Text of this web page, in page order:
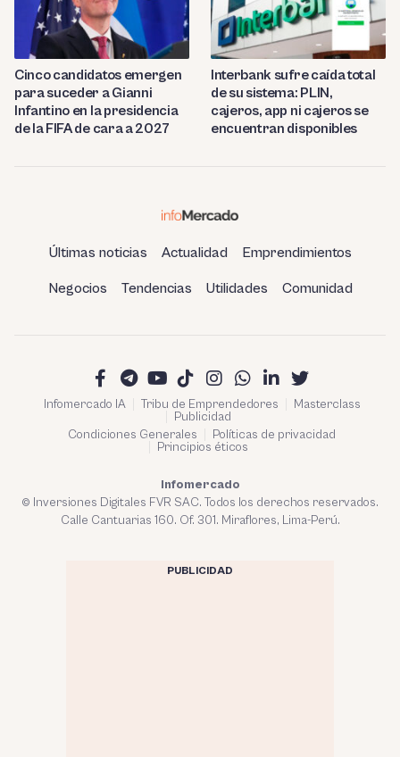
Cinco candidatos emergen
para suceder a Gianni
Infantino en la presidencia
de la FIFA de cara a 2027
Interbank sufre caída total
de su sistema: PLIN,
cajeros, app ni cajeros se
encuentran disponibles
Últimas noticias Actualidad Emprendimientos
Negocios Tendencias Utilidades Comunidad
Infomercado IA Tribu de Emprendedores
Masterclass
Publicidad
Condiciones Generales
Políticas de privacidad
Principios éticos
Infomercado
© Inversiones Digitales FVR SAC. Todos los derechos reservados.
Calle Cantuarias 160. Of. 301. Miraflores, Lima-Perú.
PUBLICIDAD